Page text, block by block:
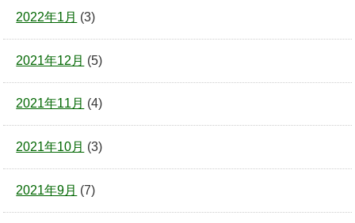
2022年1月 (3)
2021年12月 (5)
2021年11月 (4)
2021年10月 (3)
2021年9月 (7)